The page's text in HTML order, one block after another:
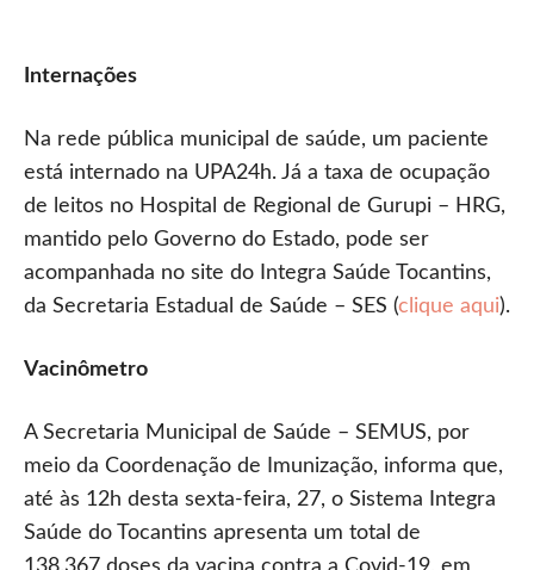
Internações
Na rede pública municipal de saúde, um paciente
está internado na UPA24h. Já a taxa de ocupação
de leitos no Hospital de Regional de Gurupi – HRG,
mantido pelo Governo do Estado, pode ser
acompanhada no site do Integra Saúde Tocantins,
da Secretaria Estadual de Saúde – SES (clique aqui).
Vacinômetro
A Secretaria Municipal de Saúde – SEMUS, por
meio da Coordenação de Imunização, informa que,
até às 12h desta sexta-feira, 27, o Sistema Integra
Saúde do Tocantins apresenta um total de